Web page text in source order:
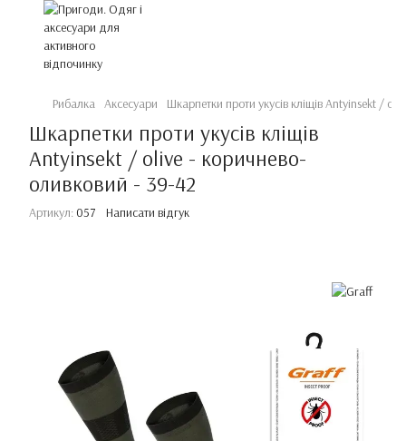
Рибалка Аксесуари Шкарпетки проти укусів кліщів Antyinsekt /
Шкарпетки проти укусів кліщів
Antyinsekt / olive - коричнево-
оливковий - 39-42
Артикул: 057 Написати відгук